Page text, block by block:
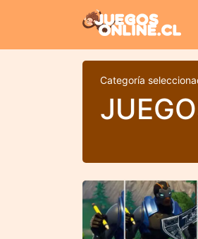
Categoría